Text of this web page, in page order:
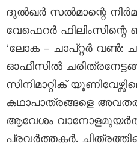
ദുൽഖർ സൽമാന്റെ
വേഫെറർ ഫിലിംസിന്റെ
‘ലോക – ചാപ്റ്റർ വൺ:
ഓഫീസിൽ
സിനിമാറ്റിക്
കഥാപാത്രങ്ങളെ
ആവേശം
പ്രവർത്തകർ.